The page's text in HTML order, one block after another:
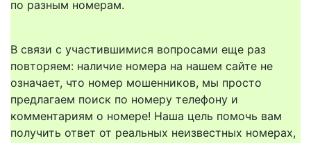
по разным номерам.
В связи с участившимися вопросами еще раз
повторяем: наличие номера на нашем сайте не
означает, что номер мошенников, мы просто
предлагаем поиск по номеру телефону и
комментариям о номере! Наша цель помочь вам
получить ответ от реальных неизвестных номерах,